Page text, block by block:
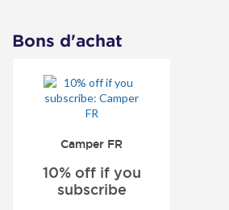
uniques.
créative qui encourage les concepts de
Notre identité visuelle reflète notre goût
Bons d'achat
Camper FR
10% off if you
subscribe